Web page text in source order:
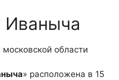
Иваныча
» расположена в 15